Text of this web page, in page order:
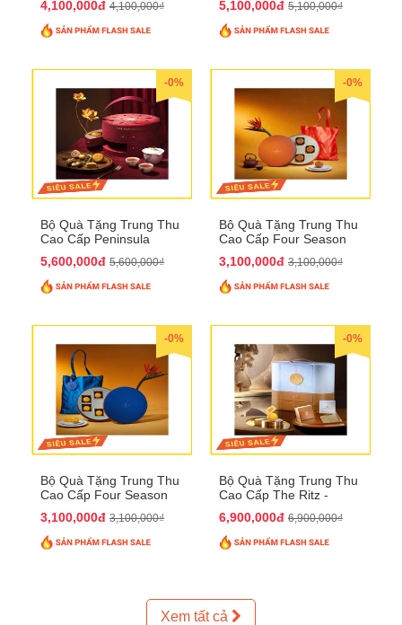
4,100,000đ 4,100,000₫ 5,100,000đ 5,100,000₫
-0%
Bộ Quà Tặng Trung Thu
Cao Cấp Peninsula
5,600,000đ 5,600,000₫
-0%
Bộ Quà Tặng Trung Thu
Cao Cấp Four Season
3,100,000đ 3,100,000₫
-0%
Bộ Quà Tặng Trung Thu
Cao Cấp Four Season
3,100,000đ 3,100,000₫
-0%
Bộ Quà Tặng Trung Thu
Cao Cấp The Ritz -
6,900,000đ 6,900,000₫
Xem tất cả